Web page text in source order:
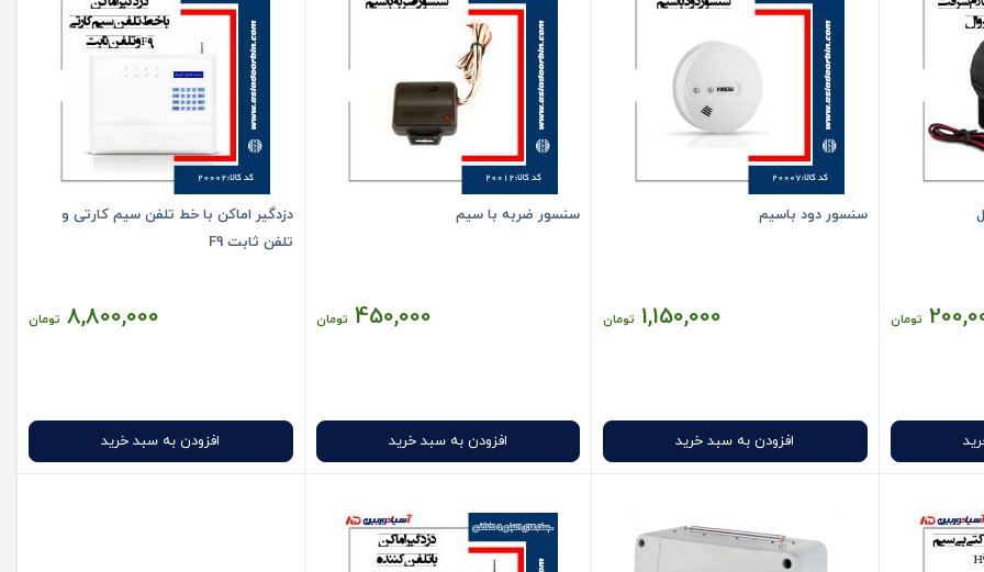
تومان
سنسور دود باسیم
1,150,000 تومان
افزودن به سبد خرید
سنسور ضربه با سیم
450,000 تومان
افزودن به سبد خرید
دزدگیر اماکن با خط تلفن سیم کارتی و
تلفن ثابت F9
8,800,000 تومان
افزودن به سبد خرید